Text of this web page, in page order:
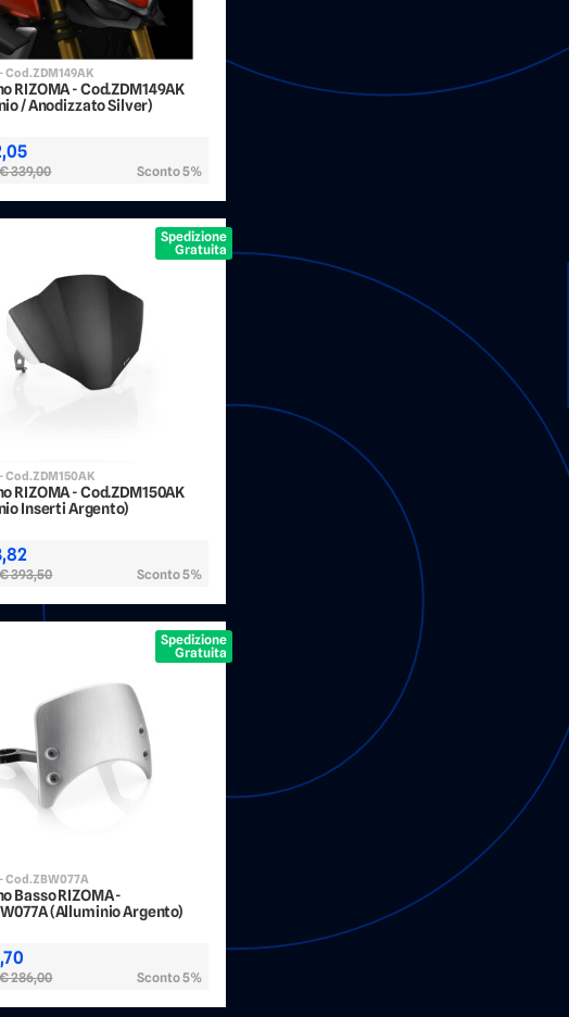
Cod.ZDM149AK
RIZOMA - Cod.ZDM149AK
/ Anodizzato Silver)
€ 339,00 Sconto 5%
Spedizione
Gratuita
Cod.ZDM150AK
RIZOMA - Cod.ZDM150AK
Inserti Argento)
€ 393,50 Sconto 5%
Spedizione
Gratuita
Cod.ZBW077A
Basso RIZOMA -
(Alluminio Argento)
€ 286,00 Sconto 5%